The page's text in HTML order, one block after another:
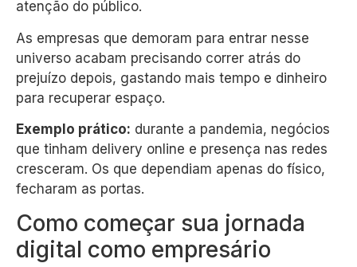
atenção do público.
As empresas que demoram para entrar nesse
universo acabam precisando correr atrás do
prejuízo depois, gastando mais tempo e dinheiro
para recuperar espaço.
Exemplo prático: durante a pandemia, negócios
que tinham delivery online e presença nas redes
cresceram. Os que dependiam apenas do físico,
fecharam as portas.
Como começar sua jornada
digital como empresário